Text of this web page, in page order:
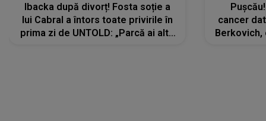
Ibacka după divorț! Fosta soție a
lui Cabral a întors toate privirile în
prima zi de UNTOLD: „Parcă ai altă
cancer
Berkovich,